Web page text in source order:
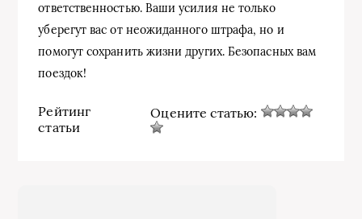
ответственностью. Ваши усилия не только
уберегут вас от неожиданного штрафа, но и
помогут сохранить жизни других. Безопасных вам
поездок!
Рейтинг
статьи
Оцените статью: